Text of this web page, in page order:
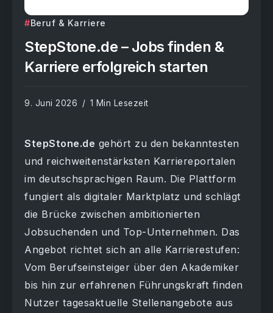
Beruf & Karriere
StepStone.de – Jobs finden &
Karriere erfolgreich starten
9. Juni 2026 1 Min Lesezeit
StepStone.de gehört zu den bekanntesten
und reichweitenstärksten Karriereportalen
im deutschsprachigen Raum. Die Plattform
fungiert als digitaler Marktplatz und schlägt
die Brücke zwischen ambitionierten
Jobsuchenden und Top-Unternehmen. Das
Angebot richtet sich an alle Karrierestufen:
Vom Berufseinsteiger über den Akademiker
bis hin zur erfahrenen Führungskraft finden
Nutzer tagesaktuelle Stellenangebote aus